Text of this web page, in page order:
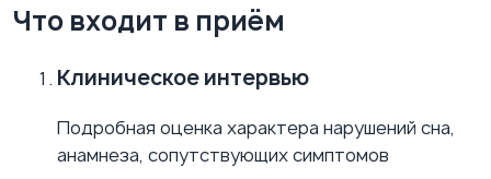
Что входит в приём
Клиническое интервью
Подробная оценка характера нарушений сна,
анамнеза, сопутствующих симптомов